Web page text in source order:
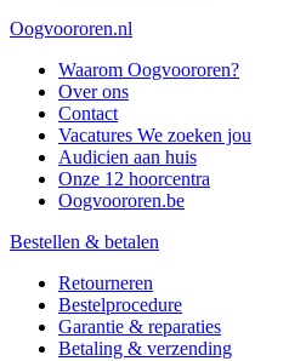
Oogvoororen.nl
Waarom Oogvoororen?
Over ons
Contact
Vacatures We zoeken jou
Audicien aan huis
Onze 12 hoorcentra
Oogvoororen.be
Bestellen & betalen
Retourneren
Bestelprocedure
Garantie & reparaties
Betaling & verzending